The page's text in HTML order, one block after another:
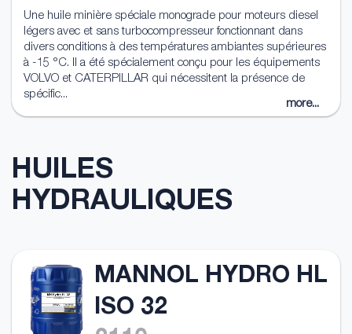
Une huile minière spéciale monograde pour moteurs diesel
légers avec et sans turbocompresseur fonctionnant dans
divers conditions à des températures ambiantes supérieures
à -15 °C. Il a été spécialement conçu pour les équipements
VOLVO et CATERPILLAR qui nécessitent la présence de
spécific...
more...
HUILES
HYDRAULIQUES
MANNOL HYDRO HL
ISO 32